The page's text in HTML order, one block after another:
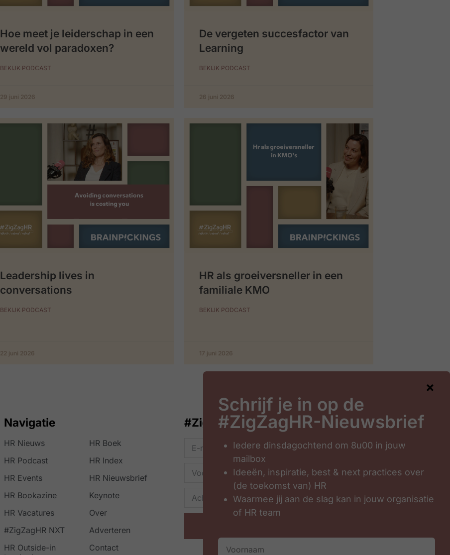
Hoe meet je leiderschap in een
wereld vol paradoxen?
BEKIJK PODCAST
29 juni 2026
De vergeten succesfactor van
Learning
BEKIJK PODCAST
26 juni 2026
Leadership lives in
conversations
BEKIJK PODCAST
22 juni 2026
HR als groeiversneller in een
familiale KMO
BEKIJK PODCAST
17 juni 2026
Navigatie
HR Nieuws
HR Podcast
HR Events
HR Bookazine
HR Vacatures
#ZigZagHR NXT
HR Outside-in
HR Boek
HR Index
HR Nieuwsbrief
Keynote
Over
Adverteren
Contact
#ZigZagHR-Nieuwsbrief
Schrijf je in op de
#ZigZagHR-Nieuwsbrief
Iedere dinsdagochtend om 8u00 in jouw
mailbox
Ideeën, inspiratie, best & next practices over
(de toekomst van) HR
Waarmee jij aan de slag kan in jouw organisatie
of HR team